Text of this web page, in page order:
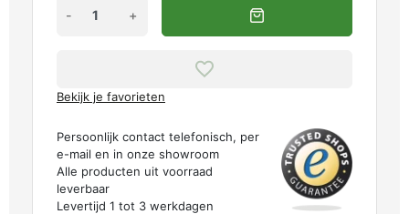
- +
Bekijk je favorieten
Persoonlijk contact telefonisch, per
e-mail en in onze showroom
Alle producten uit voorraad
leverbaar
Levertijd 1 tot 3 werkdagen